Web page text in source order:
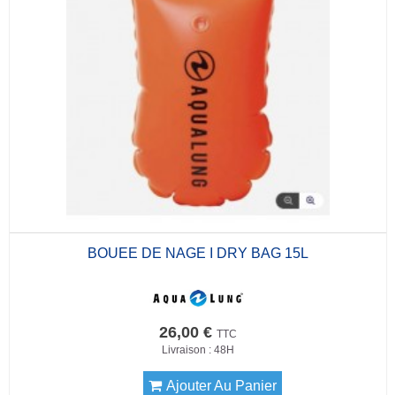
BOUEE DE NAGE I DRY BAG 15L
26,00 € TTC
Livraison : 48H
Ajouter Au Panier